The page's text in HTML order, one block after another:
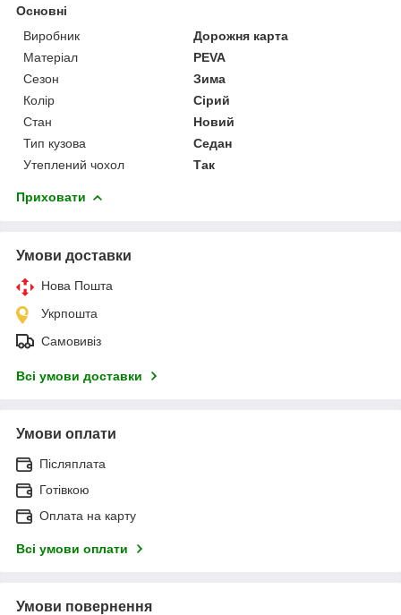
Основні
Виробник
Дорожня карта
Матеріал
PEVA
Сезон
Зима
Колір
Сірий
Стан
Новий
Тип кузова
Седан
Утеплений чохол
Так
Приховати
Умови доставки
Нова Пошта
Укрпошта
Самовивіз
Всі умови доставки
Умови оплати
Післяплата
Готівкою
Оплата на карту
Всі умови оплати
Умови повернення